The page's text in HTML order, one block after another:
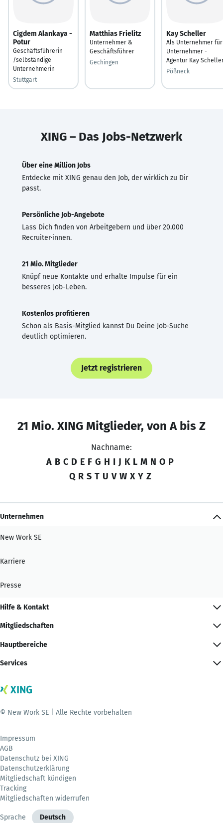
Cigdem Alankaya -
Potur
Geschäftsführerin
/selbständige
Unternehmerin
Stuttgart
Matthias Frielitz
Unternehmer &
Geschäftsführer
Gechingen
Kay Scheller
Als Unternehmer für
Unternehmer -
Agentur Kay
Pößneck
XING – Das Jobs-Netzwerk
Über eine Million Jobs
Entdecke mit XING genau den Job, der wirklich zu Dir
passt.
Persönliche Job-Angebote
Lass Dich finden von Arbeitgebern und über 20.000
Recruiter·innen.
21 Mio. Mitglieder
Knüpf neue Kontakte und erhalte Impulse für ein
besseres Job-Leben.
Kostenlos profitieren
Schon als Basis-Mitglied kannst Du Deine Job-Suche
deutlich optimieren.
Jetzt registrieren
21 Mio. XING Mitglieder, von A bis Z
Nachname:
A B C D E F G H I J K L M N O P
Q R S T U V W X Y Z
Unternehmen
New Work SE
Karriere
Presse
Hilfe & Kontakt
Mitgliedschaften
Hauptbereiche
Services
© New Work SE | Alle Rechte vorbehalten
Impressum
AGB
Datenschutz bei XING
Datenschutzerklärung
Mitgliedschaft kündigen
Tracking
Mitgliedschaften widerrufen
Sprache Deutsch